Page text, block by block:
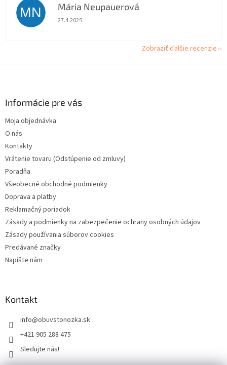
MN Mária Neupauerová
Hodnotenie obchodu je 5 z 5 hviezdičiek.
27.4.2025
Zobraziť ďalšie recenzie
Informácie pre vás
Moja objednávka
O nás
Kontakty
Vrátenie tovaru (Odstúpenie od zmluvy)
Poradňa
Všeobecné obchodné podmienky
Doprava a platby
Reklamačný poriadok
Zásady a podmienky na zabezpečenie ochrany osobných údajov
Zásady používania súborov cookies
Predávané značky
Napíšte nám
Kontakt
info@obuvstonozka.sk
+421 905 288 475
Sledujte nás!